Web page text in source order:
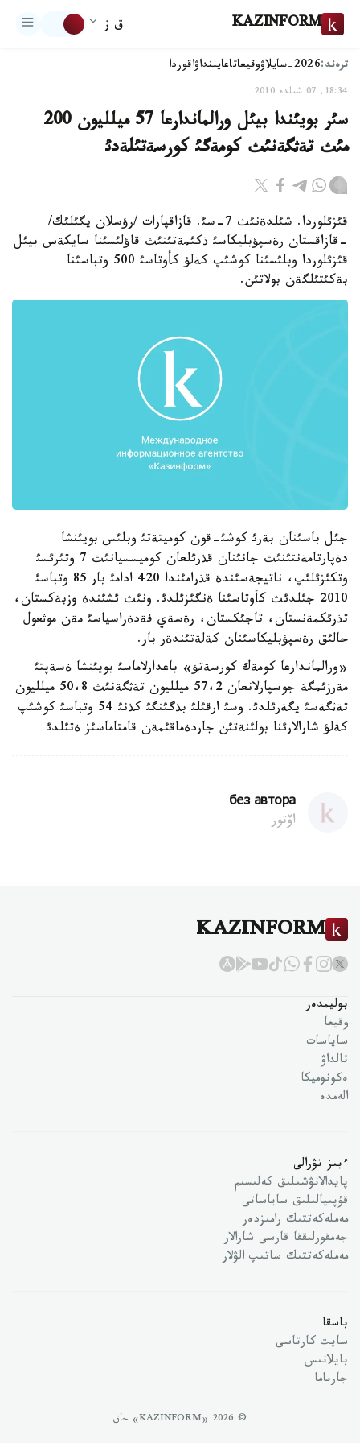
KAZINFORM ق ز
ترەند:2026-سايلاۋ وقيعاتاعايىنداۋاقوردا
18:34, 07 شىلدە 2010
سئر بويئندا بيئل ورالماندارعا 57 ميلليون 200
مئث تةثگةنئث كومةگئ كورسةتئلةدئ
قئزئلوردا. شئلدةنئث 7-سئ. قازاقپارات /رؤسلان يگئلئك/
-قازاقستان رةسپؤبليكاسئ ذكئمةتئنئث قاؤلئسئنا سايكةس بيئل
قئزئلوردا وبلئسئنا كوشئپ كةلؤ كأوتاسئ 500 وتباسئنا
بةكئتئلگةن بولاتئن.
جئل باسئنان بةرئ كوشئ-قون كوميتةتئ وبلئس بويئنشا
دةپارتامةنتئنئث جانئنان قذرئلعان كوميسسيانئث 7 وتئرئسئ
وتكئزئلئپ، ناتيجةسئندة قذرامئندا 420 ادامئ بار 85 وتباسئ
2010 جئلدئث كأوتاسئنا ةنگئزئلدئ. ونئث ئشئندة وزبةكستان،
تذرئكمةنستان، تاجئكستان، رةسةي فةدةراسياسئ مةن موثعول
حالئق رةسپؤبليكاسئنان كةلةتئندةر بار.
«ورالماندارعا كومةك كورسةتؤ» باعدارلاماسئ بويئنشا ةسةپتئ
مةرزئمگة جوسپارلانعان 57،2 ميلليون تةثگةنئث 50،8 ميلليون
تةثگةسئ يگةرئلدئ. وسئ ارقئلئ بذگئنگئ كذنئ 54 وتباسئ كوشئپ
كةلؤ شارالارئنا بولئنةتئن جاردةماقئمةن قامتاماسئز ةتئلدئ
без автора
اۆتور
KAZINFORM
بوليمدەر
وقيعا
ساياسات
تالداۋ
ەكونوميكا
الەمدە
ءبىز تۋرالى
پايدالانۋشىلىق كەلىسىم
قۇپىيالىلىق ساياساتى
مەملەكەتتىك رامىزدەر
جەمقورلىققا قارسى شارالار
مەملەكەتتىك ساتىپ الۋلار
باسقا
سايت كارتاسى
بايلانىس
جارناما
© 2026 «KAZINFORM» حاق